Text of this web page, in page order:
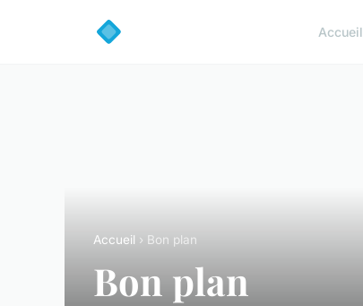
Accueil
Accueil › Bon plan
Bon plan